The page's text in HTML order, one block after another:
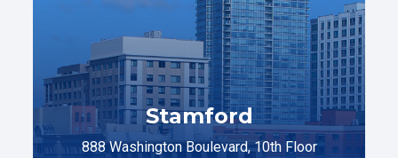
Stamford
888 Washington Boulevard, 10th Floor